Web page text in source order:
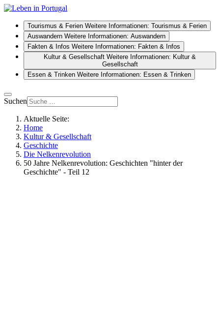
Tourismus & Ferien Weitere Informationen: Tourismus & Ferien
Auswandern Weitere Informationen: Auswandern
Fakten & Infos Weitere Informationen: Fakten & Infos
Kultur & Gesellschaft Weitere Informationen: Kultur &
Gesellschaft
Essen & Trinken Weitere Informationen: Essen & Trinken
Suchen
Aktuelle Seite:
Home
Kultur & Gesellschaft
Geschichte
Die Nelkenrevolution
50 Jahre Nelkenrevolution: Geschichten "hinter der
Geschichte" - Teil 12